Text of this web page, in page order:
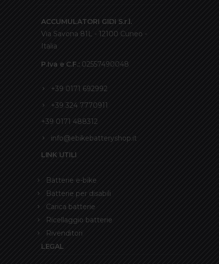
ACCUMULATORI GIDI S.r.l.
Via Savona 81L - 12100 Cuneo -
Italia
P.Iva e C.F.: 02557490048
+39 0171 692992
+39 324 7770911
+39 0171 488312
info@ebikebatteryshop.it
LINK UTILI
Batterie e-bike
Batterie per disabili
Carica batterie
Ricellaggio batterie
Rivenditori
LEGAL